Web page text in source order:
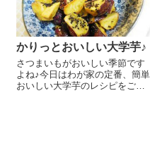
かりっとおいしい大学芋♪
さつまいもがおいしい季節です
よね♪今日はわが家の定番、簡単
おいしい大学芋のレシピをご紹